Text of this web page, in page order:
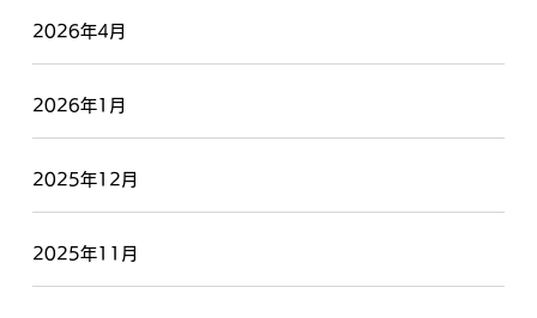
2026年4月
2026年1月
2025年12月
2025年11月